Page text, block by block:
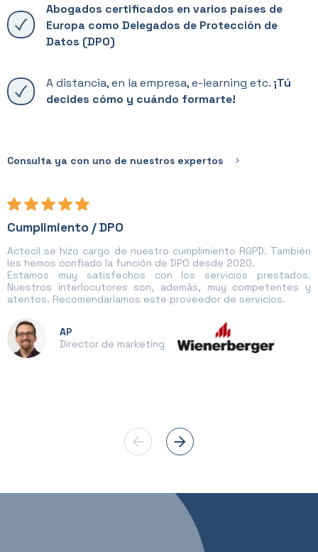
Abogados certificados en varios países de
Europa como Delegados de Protección de
Datos (DPO)
A distancia, en la empresa, e-learning etc. ¡Tú
decides cómo y cuándo formarte!
Consulta ya con uno de nuestros expertos
Cumplimiento / DPO
Actecil se hizo cargo de nuestro cumplimiento RGPD. También
les hemos confiado la función de DPO desde 2020.
Estamos muy satisfechos con los servicios prestados.
Nuestros interlocutores son, además, muy competentes y
atentos. Recomendaríamos este proveedor de servicios.
AP
Director de marketing